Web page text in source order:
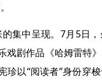
中呈现。7月5日，
戏剧作品《哈姆雷特
珍以“阅读者”身份穿